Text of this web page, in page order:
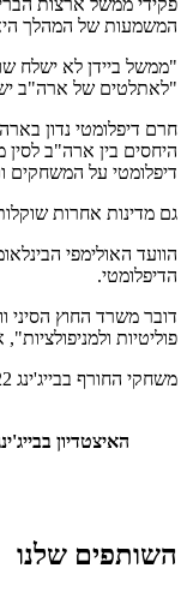
המשמעות של המהלך
"לאתלטים של ארה"ב יש
חרם דיפלומטי נדון
היחסים בין ארה"ב
דיפלומטי על המשחקים
גם מדינות אחרות
הדיפלומטי.
דובר משרד החוץ הסיני
פוליטיות ולמניפולציות",
משחקי החורף בבייג'ינג 2022 מתוכננים להתקיים בין ה-4 ל-20 בפברואר 2022, והמשחקים הפראלימפיים בין ה-4 ל-13 במרץ.
האיצטדיון
השותפים שלנו